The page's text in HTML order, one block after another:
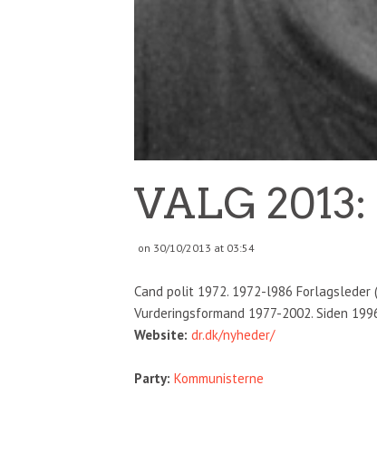
VALG
on 30/10/2013 at 03:54
Cand polit 1972. 1972-l986 Forlagsleder
Vurderingsformand 1977-2002. Siden
Website: dr.dk/nyheder/
Party: Kommunisterne